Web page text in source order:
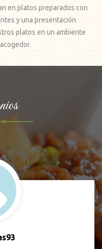
en platos preparados con
y una presentación
platos en un ambiente